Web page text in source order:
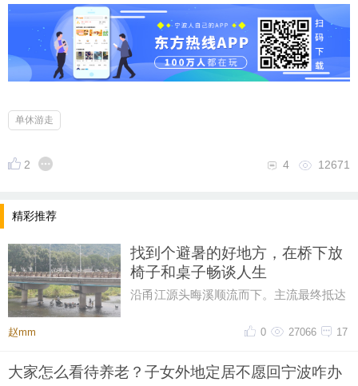
单休游走
2 12671
4
精彩推荐
找到个避暑的好地方，在桥下放
椅子和桌子畅谈人生
沿甬江源头晦溪顺流而下。主流最终抵达
家水利风景区。由于“晦溪
赵mm 17
27066
0
大家怎么看待养老？子女外地定居不愿回宁波咋办